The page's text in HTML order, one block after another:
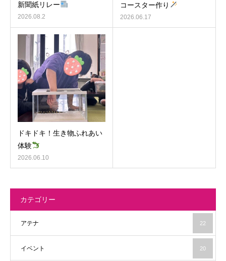
新聞紙リレー
2026.08.2
コースター作り
2026.06.17
ドキドキ！生き物ふれあい
体験
2026.06.10
カテゴリー
アテナ 22
イベント 20